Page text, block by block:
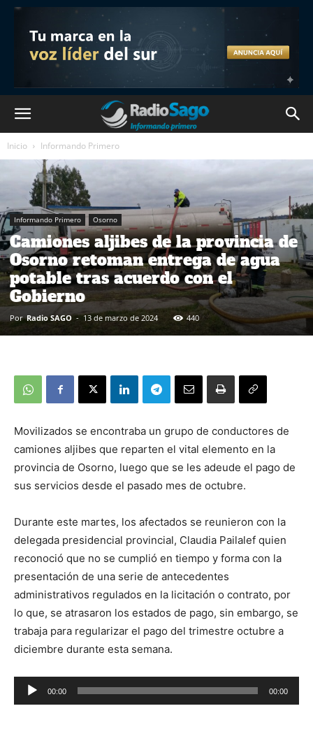
Inicio Informando Primero
Informando Primero Osorno
Camiones aljibes de la provincia de
Osorno retoman entrega de agua
potable tras acuerdo con el
Gobierno
Por Radio SAGO - 13 de marzo de 2024 440
Movilizados se encontraba un grupo de conductores de
camiones aljibes que reparten el vital elemento en la
provincia de Osorno, luego que se les adeude el pago de
sus servicios desde el pasado mes de octubre.
Durante este martes, los afectados se reunieron con la
delegada presidencial provincial, Claudia Pailalef quien
reconoció que no se cumplió en tiempo y forma con la
presentación de una serie de antecedentes
administrativos regulados en la licitación o contrato, por
lo que, se atrasaron los estados de pago, sin embargo, se
trabaja para regularizar el pago del trimestre octubre a
diciembre durante esta semana.
Reproductor
de
00:00 00:00